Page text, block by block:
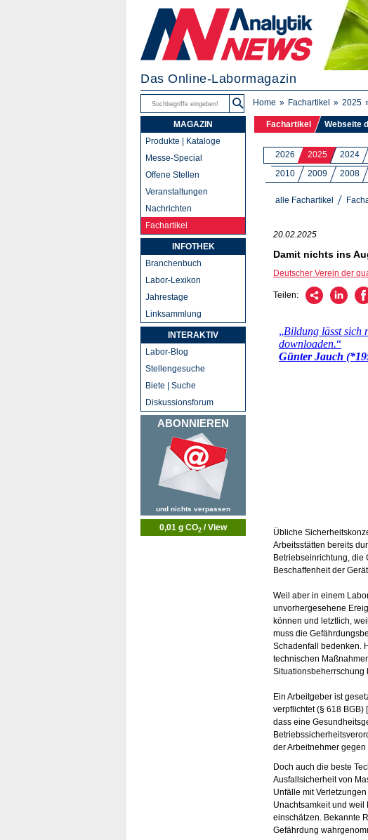
Das Online-Labormagazin
Home Fachartikel 2025
Fachartikel Webseite
2026 2025 2024
2010
2009 2008
alle Fachartikel
20.02.2025
Damit nichts ins
Deutscher Verein der
Teilen:
Übliche
Arbeitsstätten bereits
Betriebseinrichtung, die
Beschaffenheit der
Weil aber in einem
unvorhergesehene
können und letztlich,
muss die
Schadenfall bedenken.
technischen
Situationsbeherrschung
Ein Arbeitgeber ist
verpflichtet (§ 618 BGB)
dass eine
der Arbeitnehmer
Doch auch die beste
Ausfallsicherheit von
Unfälle mit
Unachtsamkeit und
einschätzen. Bekannte
Gefährdung
MAGAZIN
Produkte | Kataloge
Messe-Special
Offene Stellen
Veranstaltungen
Nachrichten
Fachartikel
INFOTHEK
Branchenbuch
Labor-Lexikon
Jahrestage
Linksammlung
INTERAKTIV
Labor-Blog
Stellengesuche
Biete | Suche
Diskussionsforum
ABONNIEREN
und nichts verpassen
0,01 g CO2 / View